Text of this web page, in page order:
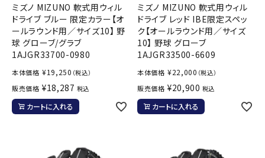
ミズノ MIZUNO 軟式用ウィル
ドライブ ブルー 限定カラー【オ
ールラウンド用／サイズ10】 野
球 グローブ/グラブ
1AJGR33700-0980
本体価格 ¥19,250 （税込）
販売価格 ¥18,287 税込
カートに入れる
ミズノ MIZUNO 軟式用ウィル
ドライブ レッド IBE限定スペッ
ク【オールラウンド用／サイズ
10】 野球 グローブ
1AJGR33500-6609
本体価格 ¥22,000 （税込）
販売価格 ¥20,900 税込
カートに入れる